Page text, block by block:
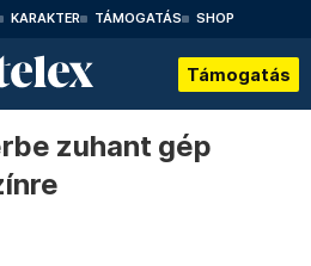
KARAKTER TÁMOGATÁS SHOP
Támogatás
zuhant gép